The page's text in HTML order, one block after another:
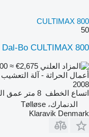
CULTIMAX 800
50
Dal-Bo CULTIMAX 800
≈ €2,675
أعمال الحراثة - آلة التعشيب
2008
اتساع الخطف 8 متر عمق
الدنمارك، Tølløse
Klaravik Denmark